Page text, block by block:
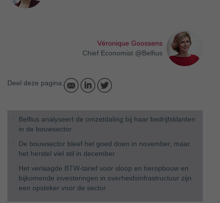
Véronique Goossens
Chief Economist @Belfius
Deel deze pagina:
Belfius analyseert de omzetdaling bij haar bedrijfsklanten
in de bouwsector
De bouwsector bleef het goed doen in november, maar
het herstel viel stil in december
Het verlaagde BTW-tarief voor sloop en heropbouw en
bijkomende investeringen in overheidsinfrastructuur zijn
een opsteker voor de sector